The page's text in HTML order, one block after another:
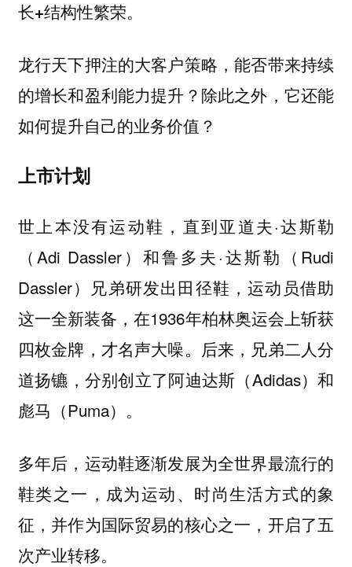
长+结构性繁荣。
龙行天下押注的大客户策略，能否带来持续
的增长和盈利能力提升？除此之外，它还能
如何提升自己的业务价值？
上市计划
世上本没有运动鞋，直到亚道夫·达斯勒
（Adi Dassler）和鲁多夫·达斯勒（Rudi
Dassler）兄弟研发出田径鞋，运动员借助
这一全新装备，在1936年柏林奥运会上斩获
四枚金牌，才名声大噪。后来，兄弟二人分
道扬镳，分别创立了阿迪达斯（Adidas）和
彪马（Puma）。
多年后，运动鞋逐渐发展为全世界最流行的
鞋类之一，成为运动、时尚生活方式的象
征，并作为国际贸易的核心之一，开启了五
次产业转移。